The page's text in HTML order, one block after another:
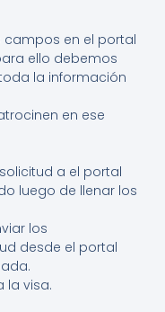
campos en el portal
ello debemos
la información
en ese
a el portal
luego de llenar los
los
desde el portal
la visa.